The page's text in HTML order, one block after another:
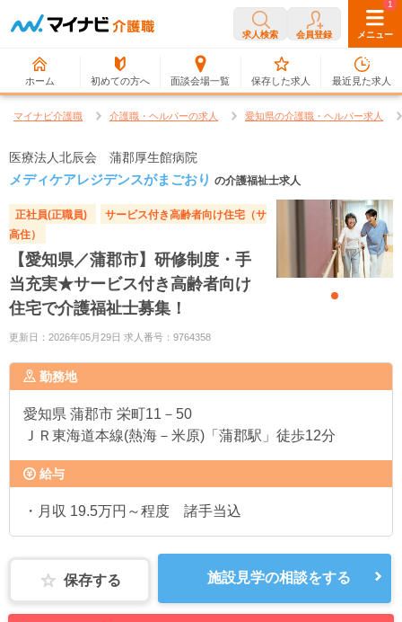
求人検索 会員登録 メニュー
ホーム 初めての方へ 面談会場一覧
0
保存した求人
1
最近見た求人
マイナビ介護職 介護職・ヘルパーの求人 愛知県の介護職・ヘルパー求人
医療法人北辰会 蒲郡厚生館病院
メディケアレジデンスがまごおり の介護福祉士求人
正社員(正職員)
サービス付き高齢者向け住宅（サ
高住）
【愛知県／蒲郡市】研修制度・手
当充実★サービス付き高齢者向け
住宅で介護福祉士募集！
更新日：2026年05月29日 求人番号：9764358
勤務地
愛知県 蒲郡市 栄町11－50
ＪＲ東海道本線(熱海－米原)「蒲郡駅」徒歩12分
給与
・月収 19.5万円～程度 諸手当込
保存する 施設見学の相談をする